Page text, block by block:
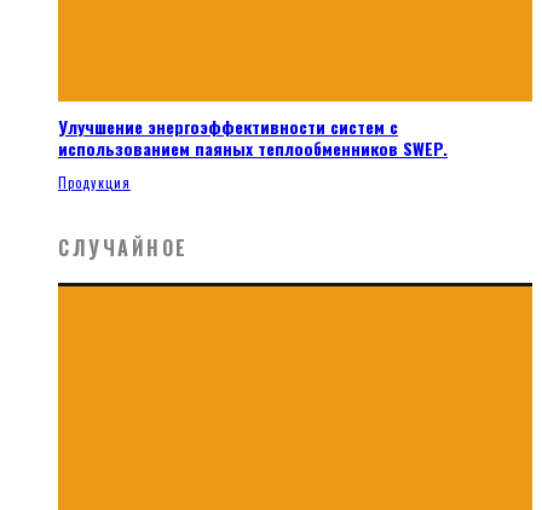
Улучшение энергоэффективности систем с
использованием паяных теплообменников SWEP.
Продукция
СЛУЧАЙНОЕ